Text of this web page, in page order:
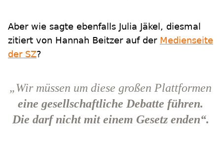
Aber wie sagte ebenfalls Julia Jäkel, diesmal
zitiert von Hannah Beitzer auf der Medienseite
der SZ?
„Wir müssen um diese großen Plattformen
eine gesellschaftliche Debatte führen.
Die darf nicht mit einem Gesetz enden“.